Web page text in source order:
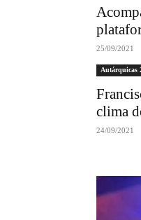
25/09/2021
Autárquicas
clima
24/09/2021